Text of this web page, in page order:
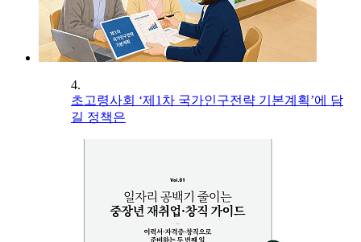
4.
초고령사회 ‘제1차 국가인구전략 기본계획’에 담
길 정책은